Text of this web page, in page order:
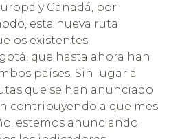
y Canadá, por
esta nueva ruta
existentes
que hasta ahora han
países. Sin lugar a
que se han anunciado
contribuyendo a que mes
estemos anunciando